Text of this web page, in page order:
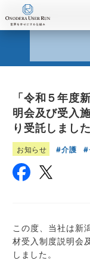
「令和５年度
明会及び受入
り受託しました
お知らせ 介護
この度、当社は新
材受入制度説明会
しました。